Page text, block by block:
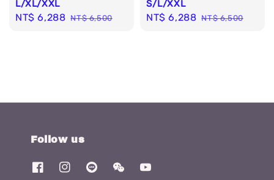
L/XL/XXL
Sale
NT$ 6,288 Regular
NT$ 6,500
S/L/XXL
Sale
NT$ 6,288 Regular
NT$ 6,500
Follow us